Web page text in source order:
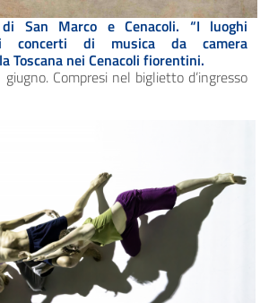
San Marco e Cenacoli. “I luoghi
concerti di musica da camera
Toscana nei Cenacoli fiorentini.
Compresi nel biglietto d’ingresso